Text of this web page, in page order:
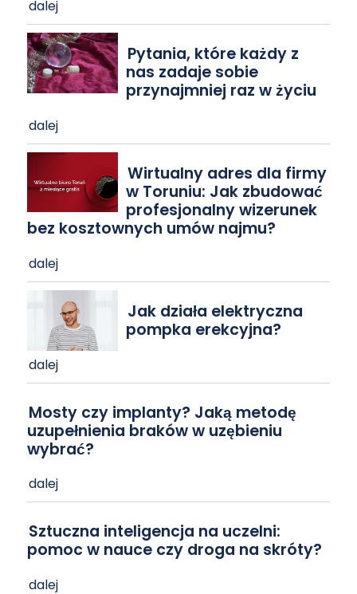
dalej
Pytania, które każdy z
nas zadaje sobie
przynajmniej raz w życiu
dalej
Wirtualny adres dla firmy
w Toruniu: Jak zbudować
profesjonalny wizerunek
bez kosztownych umów najmu?
dalej
Jak działa elektryczna
pompka erekcyjna?
dalej
Mosty czy implanty? Jaką metodę
uzupełnienia braków w uzębieniu
wybrać?
dalej
Sztuczna inteligencja na uczelni:
pomoc w nauce czy droga na skróty?
dalej